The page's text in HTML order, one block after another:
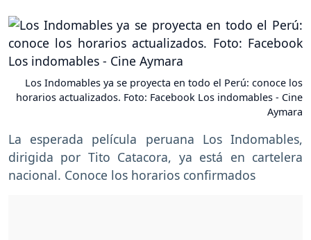
Los Indomables ya se proyecta en todo el Perú: conoce los
horarios actualizados. Foto: Facebook Los indomables - Cine
Aymara
La esperada película peruana Los Indomables,
dirigida por Tito Catacora, ya está en cartelera
nacional. Conoce los horarios confirmados